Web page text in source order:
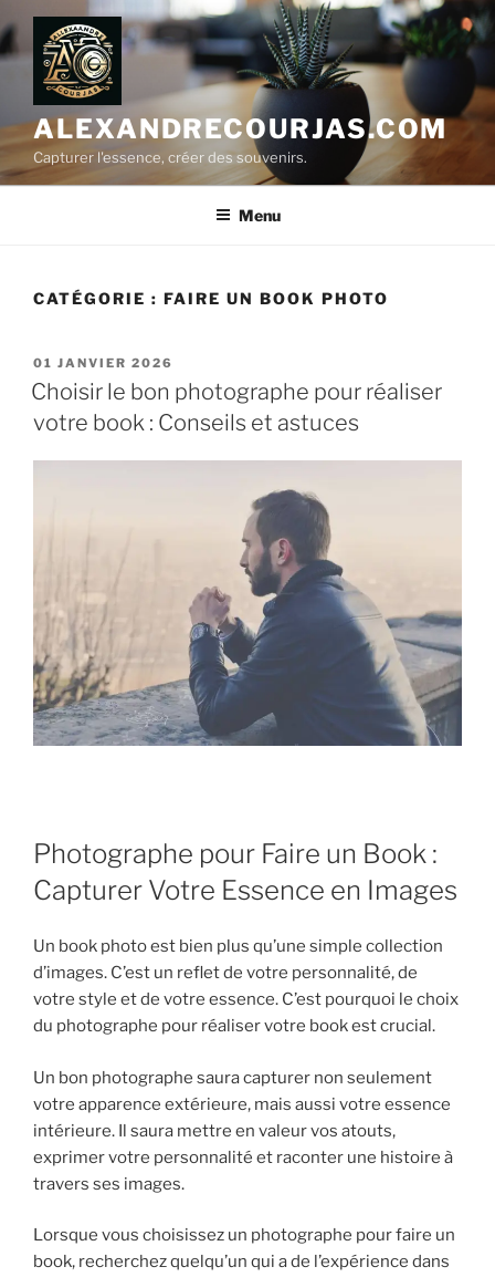
Aller
au
contenu
principal
ALEXANDRECOURJAS.COM
Capturer l'essence, créer des souvenirs.
Menu
CATÉGORIE : FAIRE UN BOOK PHOTO
PUBLIÉ
LE
01 JANVIER 2026
Choisir le bon photographe pour réaliser
votre book : Conseils et astuces
Photographe pour Faire un Book :
Capturer Votre Essence en Images
Un book photo est bien plus qu’une simple collection
d’images. C’est un reflet de votre personnalité, de
votre style et de votre essence. C’est pourquoi le choix
du photographe pour réaliser votre book est crucial.
Un bon photographe saura capturer non seulement
votre apparence extérieure, mais aussi votre essence
intérieure. Il saura mettre en valeur vos atouts,
exprimer votre personnalité et raconter une histoire à
travers ses images.
Lorsque vous choisissez un photographe pour faire un
book, recherchez quelqu’un qui a de l’expérience dans